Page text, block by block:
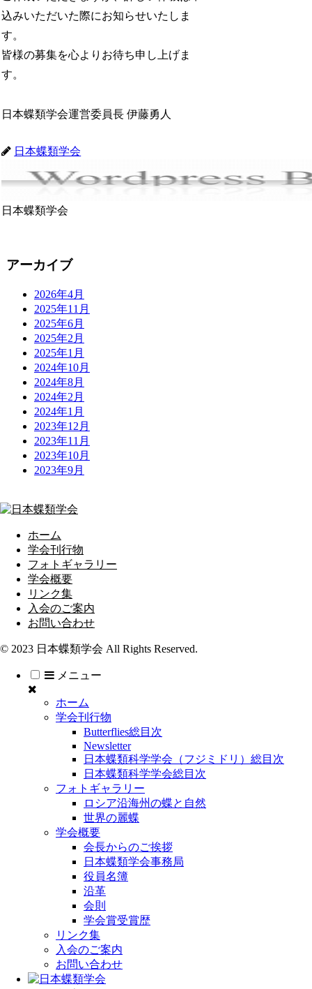
込みいただいた際にお知らせいたしま
す。
皆様の募集を心よりお待ち申し上げま
す。
日本蝶類学会運営委員長 伊藤勇人
日本蝶類学会
日本蝶類学会
アーカイブ
2026年4月
2025年11月
2025年6月
2025年2月
2025年1月
2024年10月
2024年8月
2024年2月
2024年1月
2023年12月
2023年11月
2023年10月
2023年9月
ホーム
学会刊行物
フォトギャラリー
学会概要
リンク集
入会のご案内
お問い合わせ
© 2023 日本蝶類学会 All Rights Reserved.
メニュー
ホーム
学会刊行物
Butterflies総目次
Newsletter
日本蝶類科学学会（フジミドリ）総目次
日本蝶類科学学会総目次
フォトギャラリー
ロシア沿海州の蝶と自然
世界の麗蝶
学会概要
会長からのご挨拶
日本蝶類学会事務局
役員名簿
沿革
会則
学会賞受賞歴
リンク集
入会のご案内
お問い合わせ